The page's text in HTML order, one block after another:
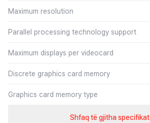
Maximum resolution
Parallel processing technology support
Maximum displays per videocard
Discrete graphics card memory
Graphics card memory type
Shfaq të gjitha specifikat